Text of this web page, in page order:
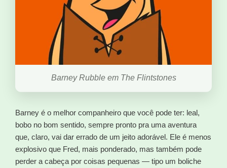
Barney Rubble em The Flintstones
Barney é o melhor companheiro que você pode ter: leal,
bobo no bom sentido, sempre pronto pra uma aventura
que, claro, vai dar errado de um jeito adorável. Ele é menos
explosivo que Fred, mais ponderado, mas também pode
perder a cabeça por coisas pequenas — tipo um boliche